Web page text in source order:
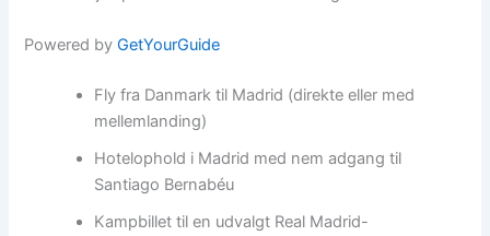
Powered byGetYourGuide
Fly fra Danmark til Madrid (direkte eller med
mellemlanding)
Hotelophold i Madrid med nem adgang til
Santiago Bernabéu
Kampbillet til en udvalgt Real Madrid-